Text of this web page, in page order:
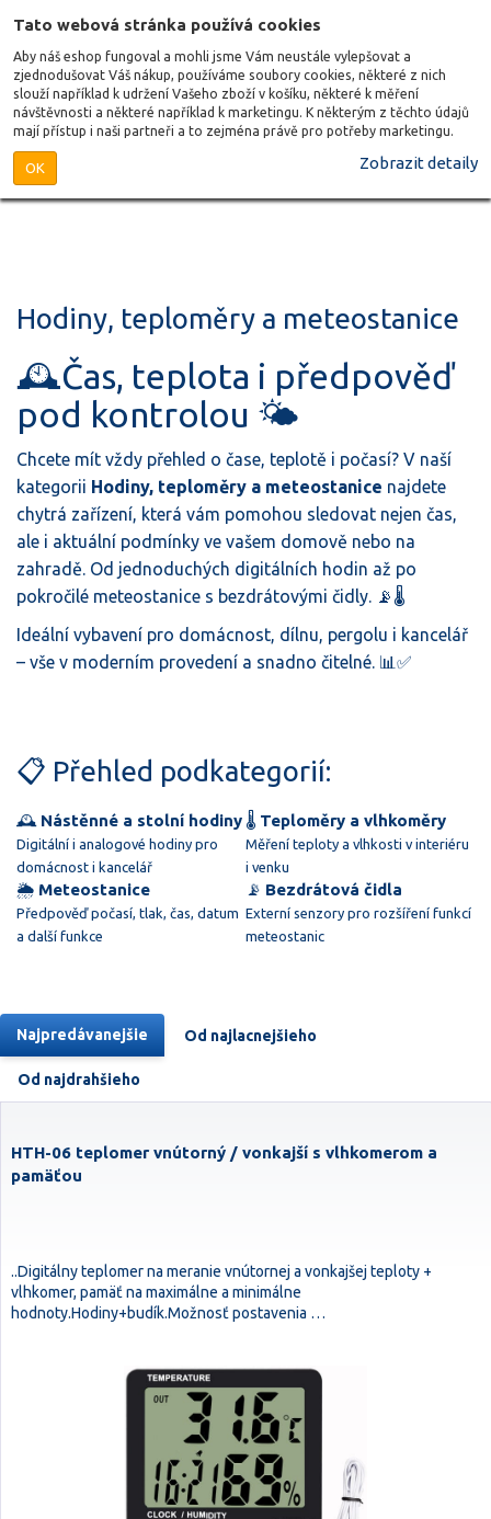
Tato webová stránka používá cookies
Aby náš eshop fungoval a mohli jsme Vám neustále vylepšovat a
zjednodušovat Váš nákup, používáme soubory cookies, některé z nich
slouží například k udržení Vašeho zboží v košíku, některé k měření
návštěvnosti a některé například k marketingu. K některým z těchto údajů
mají přístup i naši partneři a to zejména právě pro potřeby marketingu.
OK Zobrazit detaily
Hodiny, teploměry a meteostanice
🕰️Čas, teplota i předpověď
pod kontrolou 🌤️
Chcete mít vždy přehled o čase, teplotě i počasí? V naší
kategorii Hodiny, teploměry a meteostanice najdete
chytrá zařízení, která vám pomohou sledovat nejen čas,
ale i aktuální podmínky ve vašem domově nebo na
zahradě. Od jednoduchých digitálních hodin až po
pokročilé meteostanice s bezdrátovými čidly. 📡🌡️
Ideální vybavení pro domácnost, dílnu, pergolu i kancelář
– vše v moderním provedení a snadno čitelné. 📊✅
📋 Přehled podkategorií:
🕰️ Nástěnné a stolní hodiny
Digitální i analogové hodiny pro
domácnost i kancelář
🌡️ Teploměry a vlhkoměry
Měření teploty a vlhkosti v interiéru
i venku
🌦️ Meteostanice
Předpověď počasí, tlak, čas, datum
a další funkce
📡 Bezdrátová čidla
Externí senzory pro rozšíření funkcí
meteostanic
Najpredávanejšie Od najlacnejšieho
Od najdrahšieho
HTH-06 teplomer vnútorný / vonkajší s vlhkomerom a
pamäťou
..Digitálny teplomer na meranie vnútornej a vonkajšej teploty +
vlhkomer, pamäť na maximálne a minimálne
hodnoty.Hodiny+budík.Možnosť postavenia …